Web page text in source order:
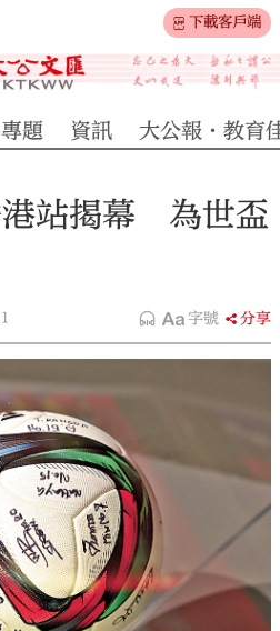
下載客戶端
專題 資訊 大公報·教育
站揭幕 為世盃
字號 分享